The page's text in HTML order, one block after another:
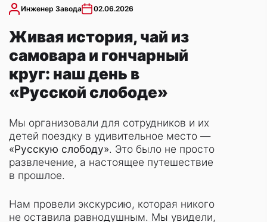
Инженер Завода 02.06.2026
Живая история, чай из
самовара и гончарный
круг: наш день в
«Русской слободе»
Мы организовали для сотрудников и их
детей поездку в удивительное место —
«Русскую слободу». Это было не просто
развлечение, а настоящее путешествие
в прошлое.
Нам провели экскурсию, которая никого
не оставила равнодушным. Мы увидели,